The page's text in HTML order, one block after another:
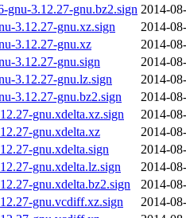
gnu-3.12.27-gnu.bz2.sign 2014-
3.12.27-gnu.xz.sign
2014-
3.12.27-gnu.xz
2014-
3.12.27-gnu.sign
2014-
3.12.27-gnu.lz.sign
2014-
3.12.27-gnu.bz2.sign
2014-
gnu.xdelta.xz.sign
2014-
gnu.xdelta.xz
2014-
gnu.xdelta.sign
2014-
gnu.xdelta.lz.sign
2014-
gnu.xdelta.bz2.sign
2014-
gnu.vcdiff.xz.sign
2014-